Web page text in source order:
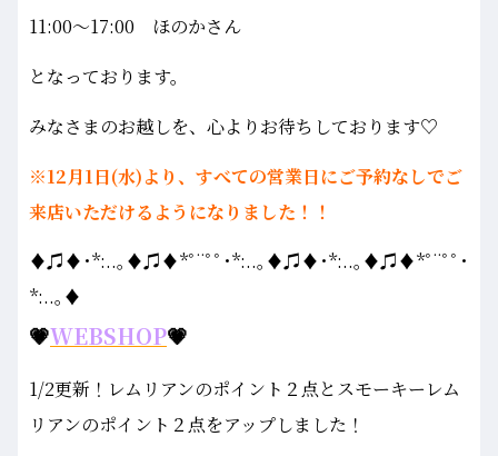
11:00～17:00 ほのかさん
となっております。
みなさまのお越しを、心よりお待ちしております♡
※12月1日(水)より、すべての営業日にご予約なしでご
来店いただけるようになりました！！
♦♫♦･*:..｡♦♫♦*ﾟ¨ﾟﾟ･*:..｡♦♫♦･*:..｡♦♫♦*ﾟ¨ﾟﾟ･
*:..｡♦
💗WEBSHOP💗
1/2更新！レムリアンのポイント２点とスモーキーレム
リアンのポイント２点をアップしました！